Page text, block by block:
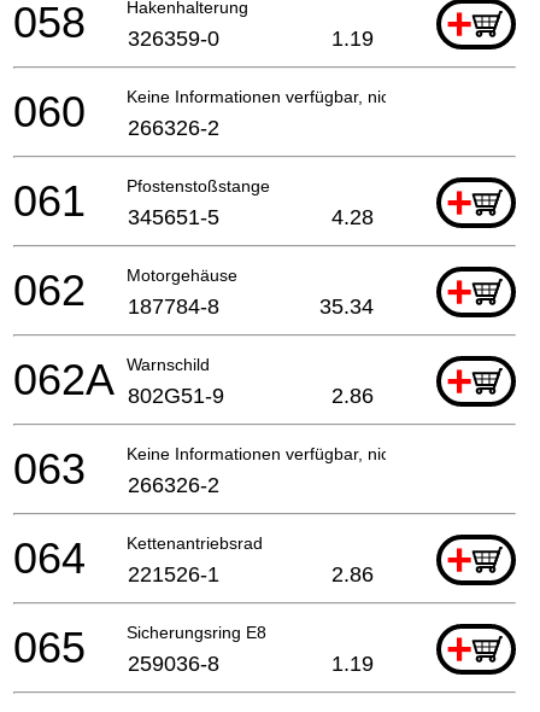
Hakenhalterung +
058 326359-0 1.19
Keine Informationen verfügbar, nicht bestellbar
060 266326-2
Pfostenstoßstange +
061 345651-5 4.28
Motorgehäuse +
062 187784-8 35.34
Warnschild +
062A 802G51-9 2.86
Keine Informationen verfügbar, nicht bestellbar
063 266326-2
Kettenantriebsrad +
064 221526-1 2.86
Sicherungsring E8 +
065 259036-8 1.19